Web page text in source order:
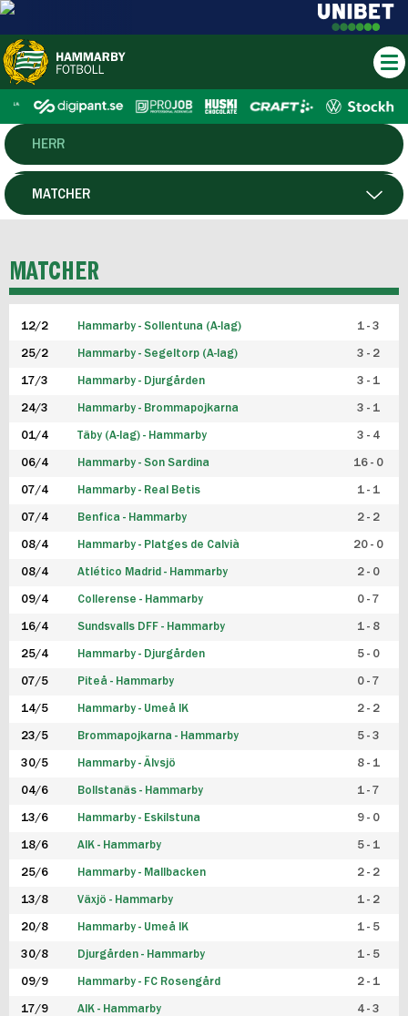
HERR
DAM
P19
F19
FUTSAL HERR
FUTSAL DAM
MATCHER
MATCHER
12/2 Hammarby - Sollentuna (A-lag) 1 - 3
25/2 Hammarby - Segeltorp (A-lag) 3 - 2
17/3 Hammarby - Djurgården 3 - 1
24/3 Hammarby - Brommapojkarna 3 - 1
01/4 Täby (A-lag) - Hammarby 3 - 4
06/4 Hammarby - Son Sardina 16 - 0
07/4 Hammarby - Real Betis 1 - 1
07/4 Benfica - Hammarby 2 - 2
08/4 Hammarby - Platges de Calvià 20 - 0
08/4 Atlético Madrid - Hammarby 2 - 0
09/4 Collerense - Hammarby 0 - 7
16/4 Sundsvalls DFF - Hammarby 1 - 8
25/4 Hammarby - Djurgården 5 - 0
07/5 Piteå - Hammarby 0 - 7
14/5 Hammarby - Umeå IK 2 - 2
23/5 Brommapojkarna - Hammarby 5 - 3
30/5 Hammarby - Älvsjö 8 - 1
04/6 Bollstanäs - Hammarby 1 - 7
13/6 Hammarby - Eskilstuna 9 - 0
18/6 AIK - Hammarby 5 - 1
25/6 Hammarby - Mallbacken 2 - 2
13/8 Växjö - Hammarby 1 - 2
20/8 Hammarby - Umeå IK 1 - 5
30/8 Djurgården - Hammarby 1 - 5
09/9 Hammarby - FC Rosengård 2 - 1
17/9 AIK - Hammarby 4 - 3